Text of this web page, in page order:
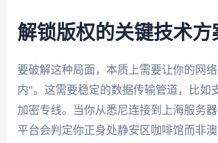
解锁版权的关键技术方
要破解这种局面，本质上需要让你的网
内"。这需要稳定的数据传输管道，比如
加密专线。当你从悉尼连接到上海服务
平台会判定你正身处静安区咖啡馆而非